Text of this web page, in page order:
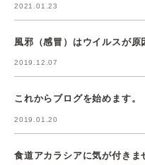
2021.01.23
風邪（感冒）はウイルスが原
2019.12.07
これからブログを始めます。
2019.01.20
食道アカラシアに気が付きま